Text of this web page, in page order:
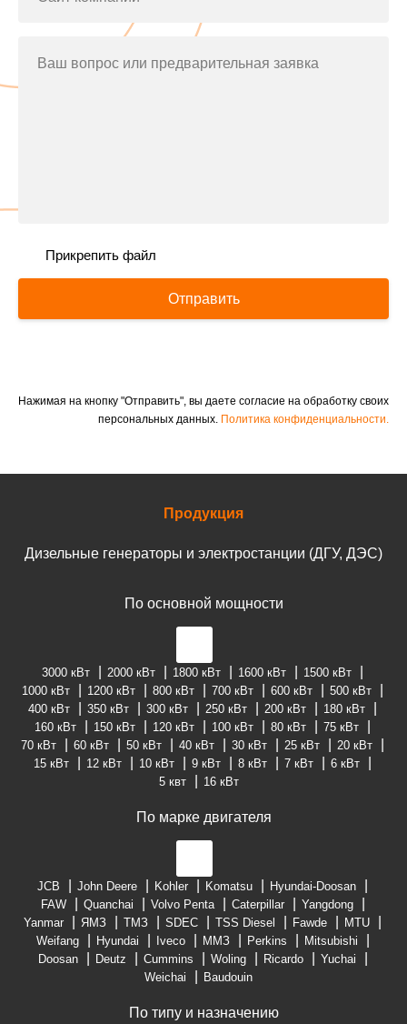
Ваш вопрос или предварительная заявка
Прикрепить файл
Отправить
Нажимая на кнопку "Отправить", вы даете согласие на обработку своих
персональных данных. Политика конфиденциальности.
Продукция
Дизельные генераторы и электростанции (ДГУ, ДЭС)
По основной мощности
3000 кВт 2000 кВт 1800 кВт 1600 кВт
1500 кВт
1000 кВт
1200 кВт 800 кВт 700 кВт 600 кВт
500 кВт
400 кВт
350 кВт 300 кВт 250 кВт 200 кВт
180 кВт
160 кВт
150 кВт 120 кВт 100 кВт 80 кВт
75 кВт
70 кВт
60 кВт 50 кВт 40 кВт 30 кВт 25 кВт
20 кВт
15 кВт
12 кВт 10 кВт 9 кВт 8 кВт 7 кВт
6 кВт
5 квт
16 кВт
По марке двигателя
JCB John Deere Kohler Komatsu
Hyundai-Doosan
FAW
Quanchai Volvo Penta Caterpillar
Yangdong
Yanmar
ЯМЗ ТМЗ SDEC TSS Diesel Fawde
MTU
Weifang
Hyundai Iveco ММЗ Perkins
Mitsubishi
Doosan
Deutz Cummins Woling Ricardo
Yuchai
Weichai
Baudouin
По типу и назначению